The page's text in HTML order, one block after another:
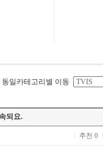
동일카테고리별 이동
되요.
추천 0